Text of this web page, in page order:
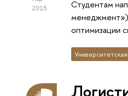
2015
Студентам
менеджмент»)
оптимизации